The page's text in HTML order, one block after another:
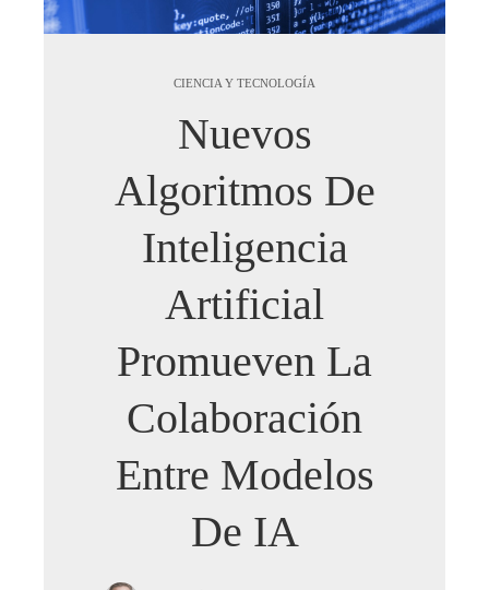
CIENCIA Y TECNOLOGÍA
Nuevos
Algoritmos De
Inteligencia
Artificial
Promueven La
Colaboración
Entre Modelos
De IA